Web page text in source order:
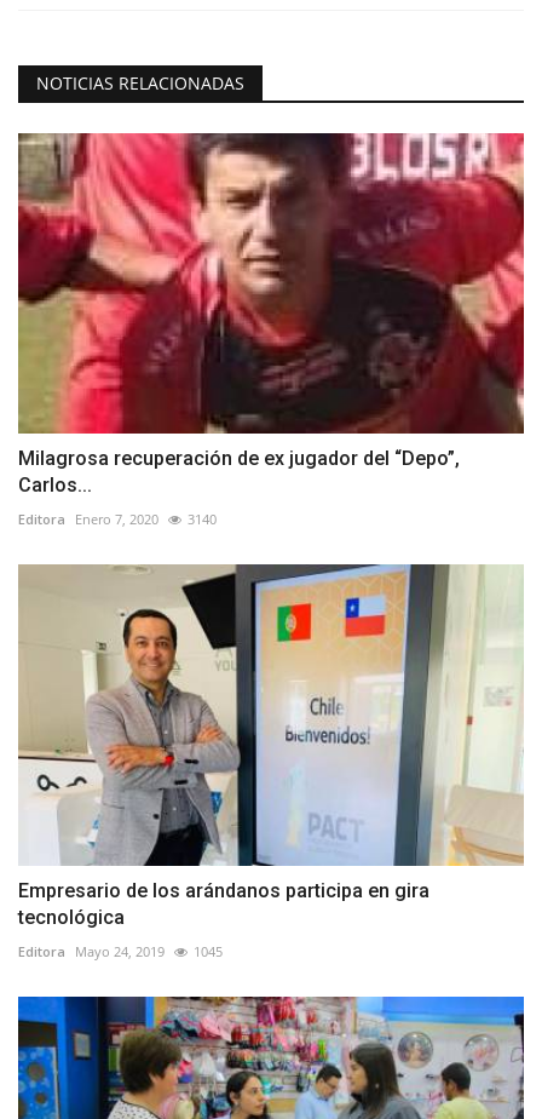
NOTICIAS RELACIONADAS
Milagrosa recuperación de ex jugador del “Depo”,
Carlos...
Editora Enero 7, 2020 3140
Empresario de los arándanos participa en gira
tecnológica
Editora Mayo 24, 2019 1045